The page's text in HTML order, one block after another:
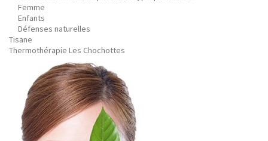
Femme
Enfants
Défenses naturelles
Tisane
Thermothérapie Les Chochottes